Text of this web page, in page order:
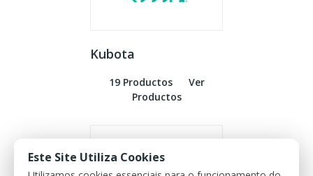
Kubota
19 Productos
Ver
Productos
Este Site Utiliza Cookies